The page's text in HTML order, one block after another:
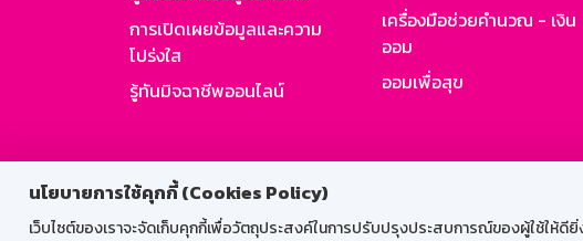
นโยบายการใช้คุกกี้ (Cookies Policy)
เว็บไซต์ของเราจะจัดเก็บคุกกี้เพื่อวัตถุประสงค์ในการปรับปรุงประสบการณ์ของผู้ใช้ให้ดี
การเปิดเผยข้อมูลและความ
โปร่งใส
รู้ทันมิจฉาชีพออนไลน์
เครื่องมือช่วยคำนวณ - เงิน
ออม
ออมเพื่อสุข